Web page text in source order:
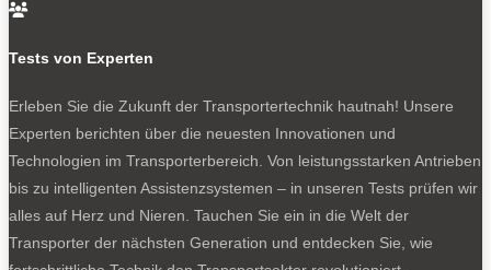

Tests von Experten
Erleben Sie die Zukunft der Transportertechnik hautnah! Unsere
Experten berichten über die neuesten Innovationen und
Technologien im Transporterbereich. Von leistungsstarken Antrieben
bis zu intelligenten Assistenzsystemen – in unseren Tests prüfen wir
alles auf Herz und Nieren. Tauchen Sie ein in die Welt der
Transporter der nächsten Generation und entdecken Sie, wie